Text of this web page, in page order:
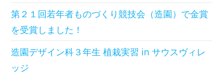
第２１回若年者ものづくり競技会（造園）で金賞
を受賞しました！
造園デザイン科３年生 植栽実習 in サウスヴィレ
ッジ